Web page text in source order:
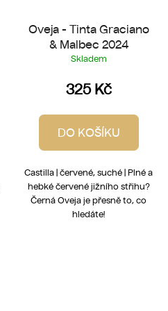
Oveja - Tinta Graciano
& Malbec 2024
Skladem
325 Kč
DO KOŠÍKU
Castilla | červené, suché | Plné a
hebké červené jižního střihu?
Černá Oveja je přesně to, co
hledáte!